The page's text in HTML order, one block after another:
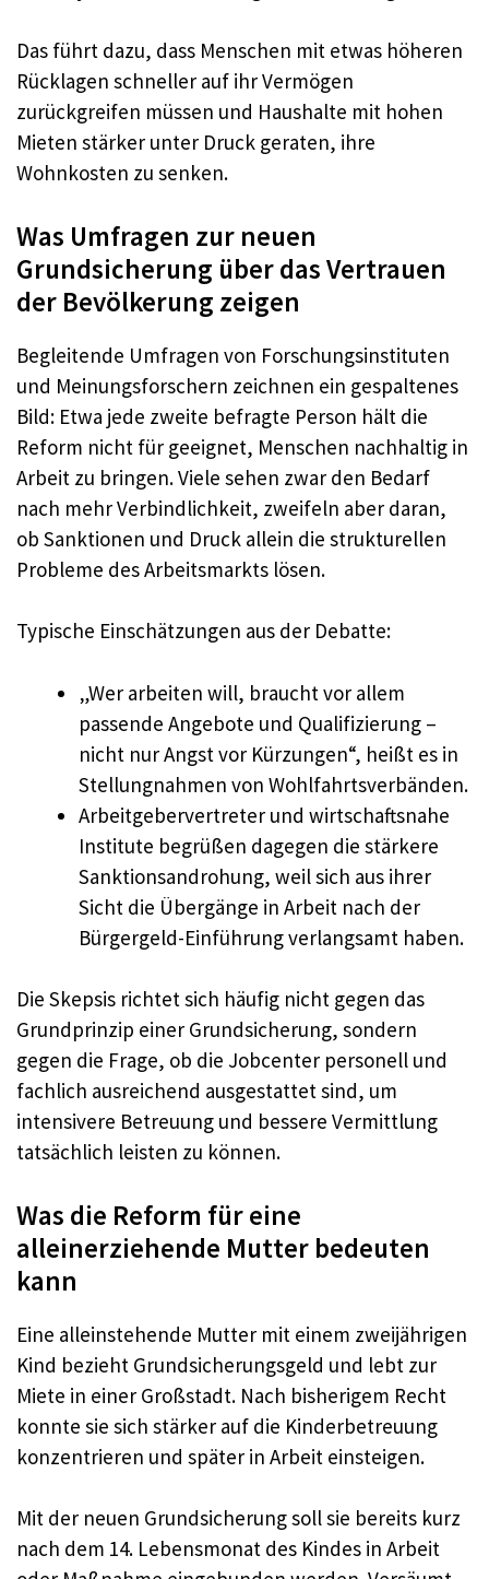
Das führt dazu, dass Menschen mit etwas höheren
Rücklagen schneller auf ihr Vermögen
zurückgreifen müssen und Haushalte mit hohen
Mieten stärker unter Druck geraten, ihre
Wohnkosten zu senken.
Was Umfragen zur neuen
Grundsicherung über das Vertrauen
der Bevölkerung zeigen
Begleitende Umfragen von Forschungsinstituten
und Meinungsforschern zeichnen ein gespaltenes
Bild: Etwa jede zweite befragte Person hält die
Reform nicht für geeignet, Menschen nachhaltig in
Arbeit zu bringen. Viele sehen zwar den Bedarf
nach mehr Verbindlichkeit, zweifeln aber daran,
ob Sanktionen und Druck allein die strukturellen
Probleme des Arbeitsmarkts lösen.
Typische Einschätzungen aus der Debatte:
„Wer arbeiten will, braucht vor allem
passende Angebote und Qualifizierung –
nicht nur Angst vor Kürzungen“, heißt es in
Stellungnahmen von Wohlfahrtsverbänden.
Arbeitgebervertreter und wirtschaftsnahe
Institute begrüßen dagegen die stärkere
Sanktionsandrohung, weil sich aus ihrer
Sicht die Übergänge in Arbeit nach der
Bürgergeld-Einführung verlangsamt haben.
Die Skepsis richtet sich häufig nicht gegen das
Grundprinzip einer Grundsicherung, sondern
gegen die Frage, ob die Jobcenter personell und
fachlich ausreichend ausgestattet sind, um
intensivere Betreuung und bessere Vermittlung
tatsächlich leisten zu können.
Was die Reform für eine
alleinerziehende Mutter bedeuten
kann
Eine alleinstehende Mutter mit einem zweijährigen
Kind bezieht Grundsicherungsgeld und lebt zur
Miete in einer Großstadt. Nach bisherigem Recht
konnte sie sich stärker auf die Kinderbetreuung
konzentrieren und später in Arbeit einsteigen.
Mit der neuen Grundsicherung soll sie bereits kurz
nach dem 14. Lebensmonat des Kindes in Arbeit